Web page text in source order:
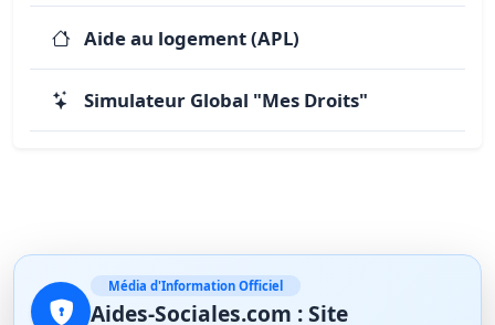
Aide au logement (APL)
Simulateur Global "Mes Droits"
Média d'Information Officiel
Aides-Sociales.com : Site